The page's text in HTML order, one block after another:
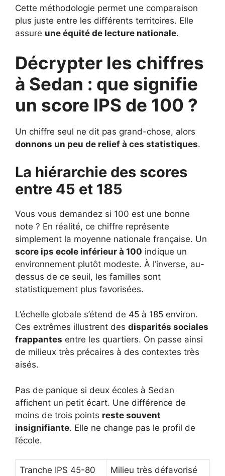
Cette méthodologie permet une comparaison
plus juste entre les différents territoires. Elle
assure une équité de lecture nationale.
Décrypter les chiffres
à Sedan : que signifie
un score IPS de 100 ?
Un chiffre seul ne dit pas grand-chose, alors
donnons un peu de relief à ces statistiques.
La hiérarchie des scores
entre 45 et 185
Vous vous demandez si 100 est une bonne
note ? En réalité, ce chiffre représente
simplement la moyenne nationale française. Un
score ips ecole inférieur à 100 indique un
environnement plutôt modeste. À l’inverse, au-
dessus de ce seuil, les familles sont
statistiquement plus favorisées.
L’échelle globale s’étend de 45 à 185 environ.
Ces extrêmes illustrent des disparités sociales
frappantes entre les quartiers. On passe ainsi
de milieux très précaires à des contextes très
aisés.
Pas de panique si deux écoles à Sedan
affichent un petit écart. Une différence de
moins de trois points reste souvent
insignifiante. Elle ne change pas le profil de
l’école.
Tranche IPS 45-80 Milieu très défavorisé